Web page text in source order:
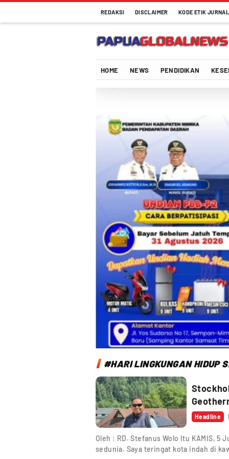
REDAKSI DISCLAIMER KODE ETIK
Papuaglobalnews.com
Menulis Fakta dengan Hati Bening
HOME NEWS PENDIDIKAN
#HARI LINGKUNGAN HIDUP
Headline
Oleh : RD. Stefanus Wolo Itu KAMIS,
sedunia. Saya teringat kota indah di